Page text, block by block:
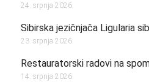
24. srpnja 2026.
Sibirska jezičnjača Ligularia
23. srpnja 2026.
Restauratorski radovi na
14. srpnja 2026.